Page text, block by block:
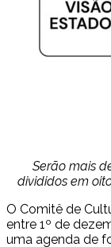
Serão mais
divididos em
O Comitê de
entre 1º de
uma agenda de